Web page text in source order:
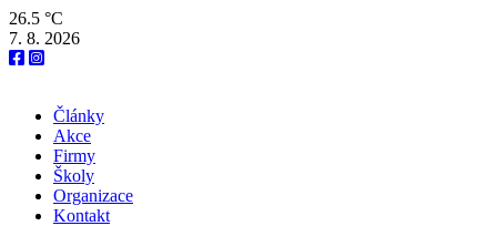
26.5 °C
7. 8. 2026
Články
Akce
Firmy
Školy
Organizace
Kontakt